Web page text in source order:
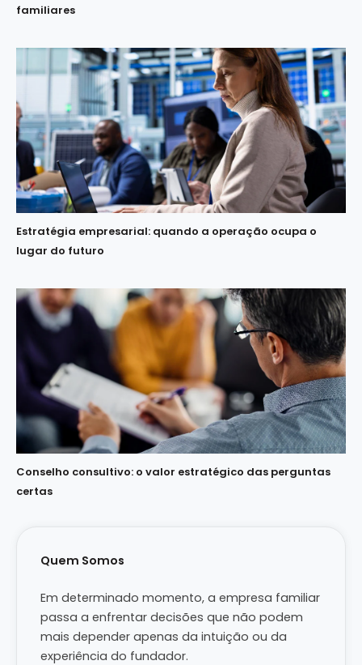
familiares
Estratégia empresarial: quando a operação ocupa o
lugar do futuro
Conselho consultivo: o valor estratégico das perguntas
certas
Quem Somos
Em determinado momento, a empresa familiar
passa a enfrentar decisões que não podem
mais depender apenas da intuição ou da
experiência do fundador.